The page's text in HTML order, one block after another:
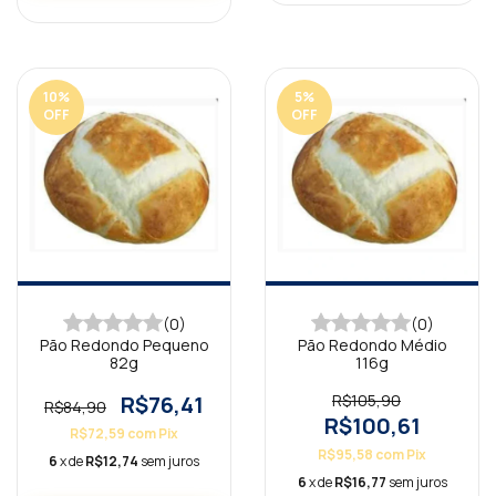
10%
OFF
(0)
Pão Redondo Pequeno
82g
R$84,90 R$76,41
R$72,59 comPix
6x deR$12,74 sem juros
5%
OFF
(0)
Pão Redondo Médio
116g
R$105,90
R$100,61
R$95,58 comPix
6x deR$16,77 sem juros